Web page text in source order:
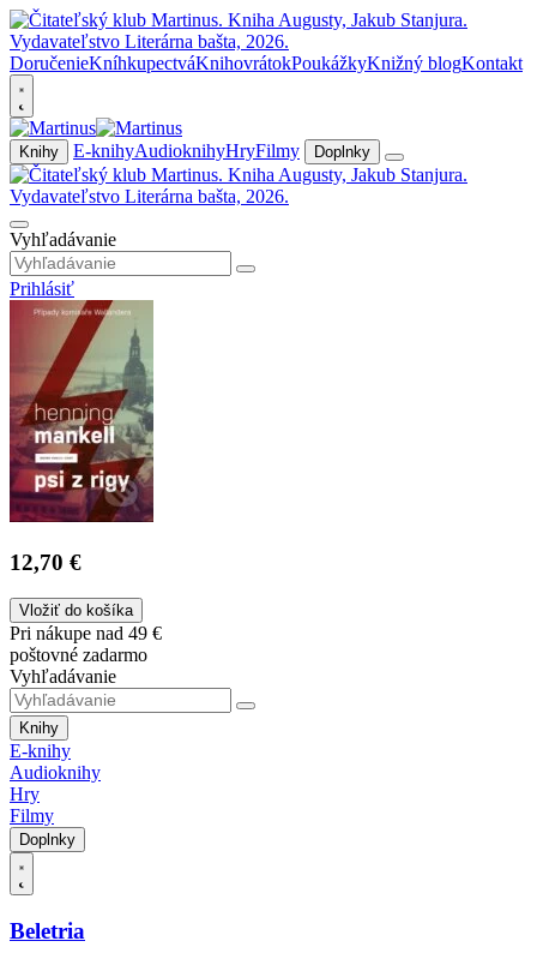
DoručenieKníhkupectváKnihovrátokPoukážkyKnižný blogKontakt
Knihy E-knihyAudioknihyHryFilmy Doplnky
Vyhľadávanie
Prihlásiť
12,70 €
Vložiť do košíka
Pri nákupe nad 49 €
poštovné zadarmo
Vyhľadávanie
Knihy
E-knihy
Audioknihy
Hry
Filmy
Doplnky
Beletria